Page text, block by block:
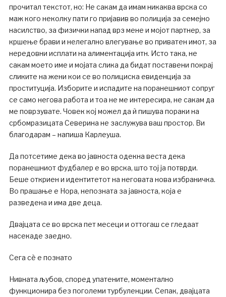
прочитал текстот, но: Не сакам да имам никаква врска со
маж кого неколку пати го пријавив во полиција за семејно
насилство, за физички напад врз мене и мојот партнер, за
кршење брави и нелегално влегување во приватен имот, за
нередовни исплати на алиментација итн. Исто така, не
сакам моето име и мојата слика да бидат поставени покрај
сликите на жени кои се во полициска евиденција за
проституција. Изборите и испадите на поранешниот сопруг
се само негова работа и тоа не ме интересира, не сакам да
ме поврзувате. Човек кој можел да ѝ пишува пораки на
србомразицата Северина не заслужува ваш простор. Ви
благодарам – напиша Карлеуша.
Да потсетиме дека во јавноста одекна веста дека
поранешниот фудбалер е во врска, што тој ја потврди.
Беше откриен и идентитетот на неговата нова избраничка.
Во прашање е Нора, непозната за јавноста, која е
разведена и има две деца.
Двајцата се во врска пет месеци и оттогаш се гледаат
насекаде заедно.
Сега сè е познато
Нивната љубов, според упатените, моментално
функционира без поголеми турбуленции. Сепак, двајцата